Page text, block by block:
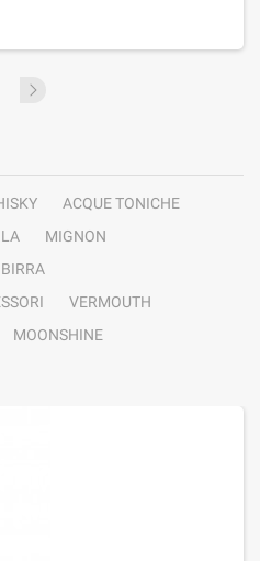
ACQUE TONICHE
MIGNON
BIRRA
VERMOUTH
MOONSHINE